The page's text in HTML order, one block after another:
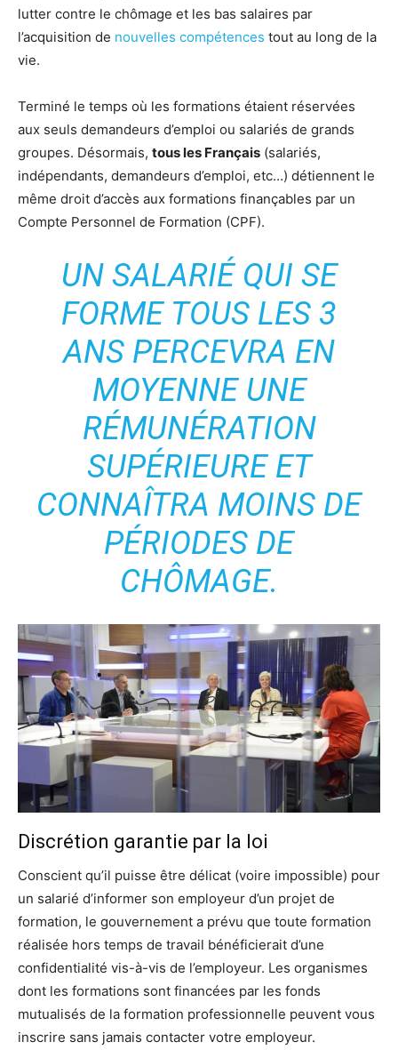
lutter contre le chômage et les bas salaires par
l’acquisition de nouvelles compétences tout au long de la
vie.
Terminé le temps où les formations étaient réservées
aux seuls demandeurs d’emploi ou salariés de grands
groupes. Désormais, tous les Français (salariés,
indépendants, demandeurs d’emploi, etc…) détiennent le
même droit d’accès aux formations finançables par un
Compte Personnel de Formation (CPF).
UN SALARIÉ QUI SE
FORME TOUS LES 3
ANS PERCEVRA EN
MOYENNE UNE
RÉMUNÉRATION
SUPÉRIEURE ET
CONNAÎTRA MOINS DE
PÉRIODES DE
CHÔMAGE.
Discrétion garantie par la loi
Conscient qu’il puisse être délicat (voire impossible) pour
un salarié d’informer son employeur d’un projet de
formation, le gouvernement a prévu que toute formation
réalisée hors temps de travail bénéficierait d’une
confidentialité vis-à-vis de l’employeur. Les organismes
dont les formations sont financées par les fonds
mutualisés de la formation professionnelle peuvent vous
inscrire sans jamais contacter votre employeur.